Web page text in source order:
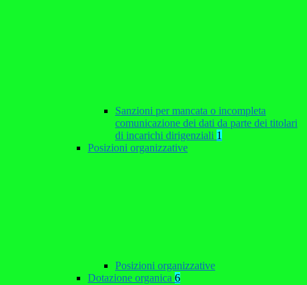
Sanzioni per mancata o incompleta
comunicazione dei dati da parte dei titolari
di incarichi dirigenziali 1
Posizioni organizzative
Posizioni organizzative
Dotazione organica 6